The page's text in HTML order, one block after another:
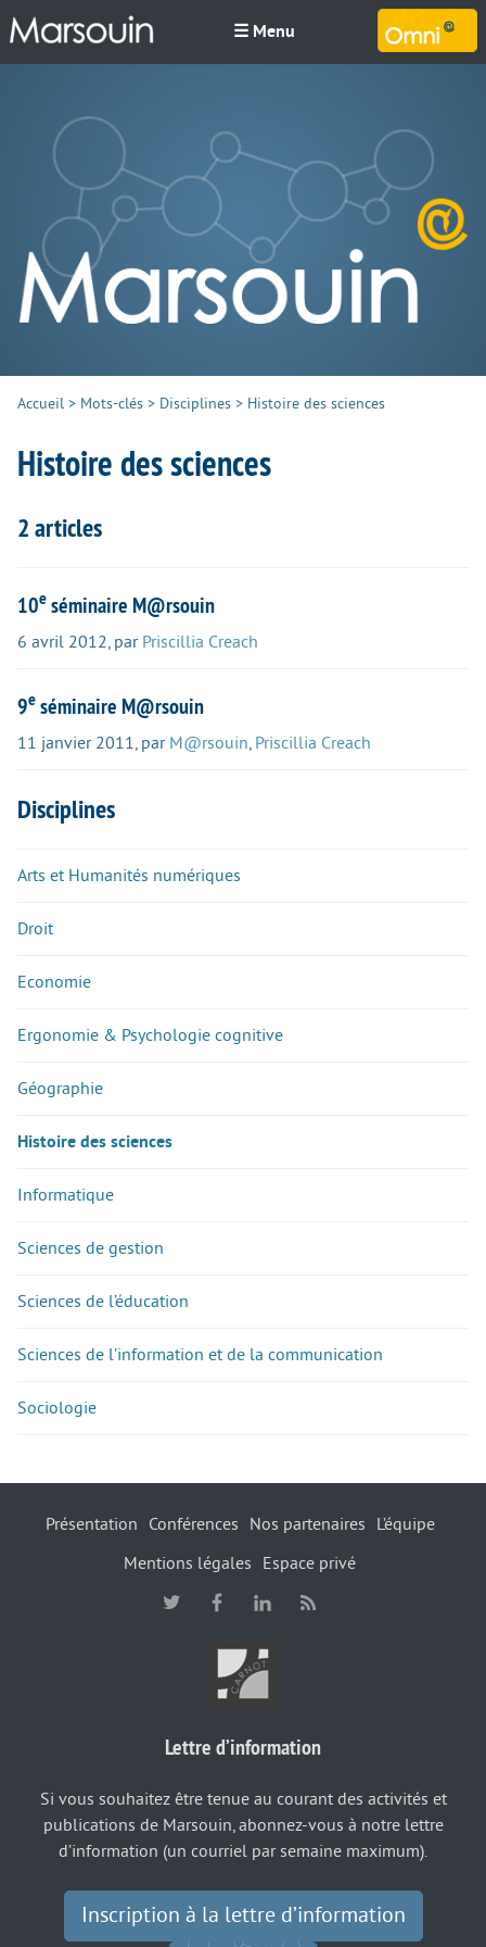
☰ Menu
Accueil > Mots-clés > Disciplines > Histoire des sciences
Histoire des sciences
2 articles
10eséminaire M@rsouin
6 avril 2012, par Priscillia Creach
9eséminaire M@rsouin
11 janvier 2011, par M@rsouin, Priscillia Creach
Disciplines
Arts et Humanités numériques
Droit
Economie
Ergonomie & Psychologie cognitive
Géographie
Histoire des sciences
Informatique
Sciences de gestion
Sciences de l’éducation
Sciences de l’information et de la communication
Sociologie
Présentation Conférences Nos partenaires
L’équipe
Mentions légales
Espace privé
Lettre d’information
Si vous souhaitez être tenue au courant des activités et
publications de Marsouin, abonnez-vous à notre lettre
d’information (un courriel par semaine maximum).
Inscription à la lettre d’information